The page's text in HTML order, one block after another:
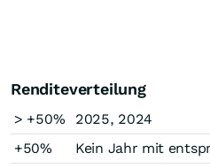
Renditeverteilung
> +50%
2025, 2024
+50%
Kein Jahr mit